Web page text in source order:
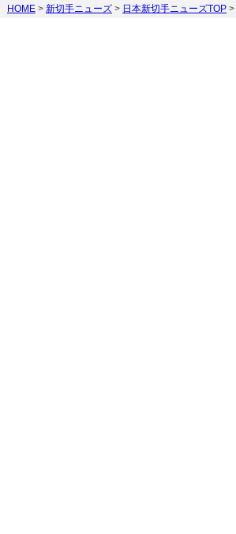
HOME > 新切手ニューズ > 日本新切手ニューズTOP >